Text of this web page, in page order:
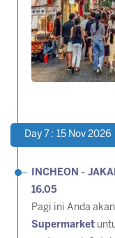
Day 7 : 15 Nov 2026
INCHEON -
16.05
Pagi ini Anda
Supermarket